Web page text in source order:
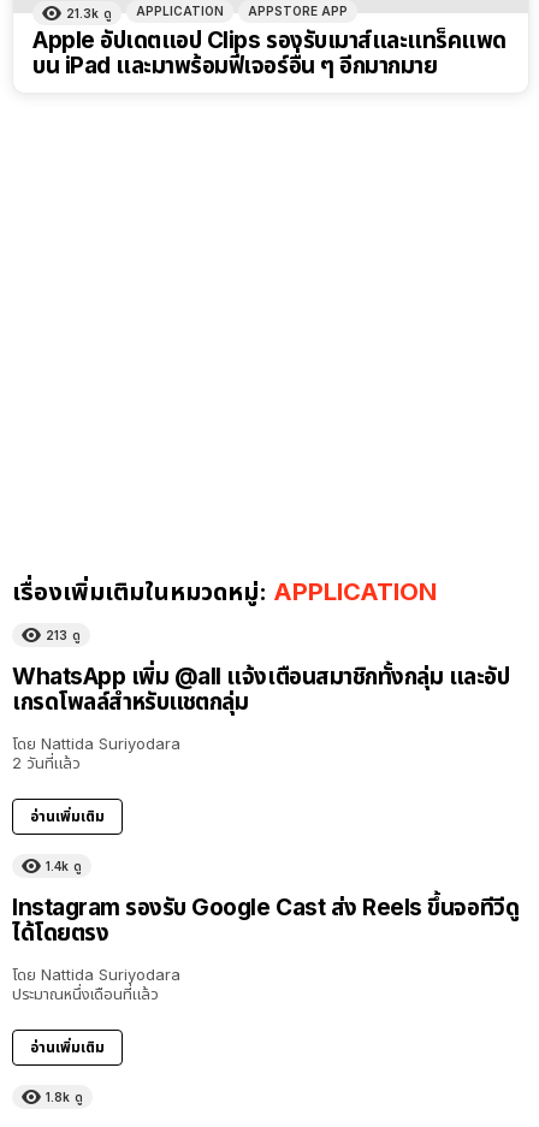
21.3k ดู APPLICATION APPSTORE APP
Apple อัปเดตแอป Clips รองรับเมาส์และแทร็คแพด
บน iPad และมาพร้อมฟีเจอร์อื่น ๆ อีกมากมาย
เรื่องเพิ่มเติมในหมวดหมู่: APPLICATION
213 ดู
WhatsApp เพิ่ม @all แจ้งเตือนสมาชิกทั้งกลุ่ม และอัป
เกรดโพลล์สำหรับแชตกลุ่ม
โดย Nattida Suriyodara
2 วันที่แล้ว
อ่านเพิ่มเติม
1.4k ดู
Instagram รองรับ Google Cast ส่ง Reels ขึ้นจอทีวีดู
ได้โดยตรง
โดย Nattida Suriyodara
ประมาณหนึ่งเดือนที่แล้ว
อ่านเพิ่มเติม
1.8k ดู